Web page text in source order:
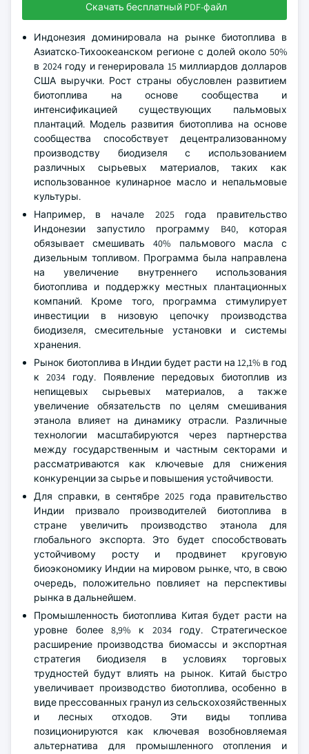
Скачать бесплатный PDF-файл
Индонезия доминировала на рынке биотоплива в
Азиатско-Тихоокеанском регионе с долей около 50%
в 2024 году и генерировала 15 миллиардов долларов
США выручки. Рост страны обусловлен развитием
биотоплива на основе сообщества и
интенсификацией существующих пальмовых
плантаций. Модель развития биотоплива на основе
сообщества способствует децентрализованному
производству биодизеля с использованием
различных сырьевых материалов, таких как
использованное кулинарное масло и непальмовые
культуры.
Например, в начале 2025 года правительство
Индонезии запустило программу B40, которая
обязывает смешивать 40% пальмового масла с
дизельным топливом. Программа была направлена
на увеличение внутреннего использования
биотоплива и поддержку местных плантационных
компаний. Кроме того, программа стимулирует
инвестиции в низовую цепочку производства
биодизеля, смесительные установки и системы
хранения.
Рынок биотоплива в Индии будет расти на 12,1% в год
к 2034 году. Появление передовых биотоплив из
непищевых сырьевых материалов, а также
увеличение обязательств по целям смешивания
этанола влияет на динамику отрасли. Различные
технологии масштабируются через партнерства
между государственным и частным секторами и
рассматриваются как ключевые для снижения
конкуренции за сырье и повышения устойчивости.
Для справки, в сентябре 2025 года правительство
Индии призвало производителей биотоплива в
стране увеличить производство этанола для
глобального экспорта. Это будет способствовать
устойчивому росту и продвинет круговую
биоэкономику Индии на мировом рынке, что, в свою
очередь, положительно повлияет на перспективы
рынка в дальнейшем.
Промышленность биотоплива Китая будет расти на
уровне более 8,9% к 2034 году. Стратегическое
расширение производства биомассы и экспортная
стратегия биодизеля в условиях торговых
трудностей будут влиять на рынок. Китай быстро
увеличивает производство биотоплива, особенно в
виде прессованных гранул из сельскохозяйственных
и лесных отходов. Эти виды топлива
позиционируются как ключевая возобновляемая
альтернатива для промышленного отопления и